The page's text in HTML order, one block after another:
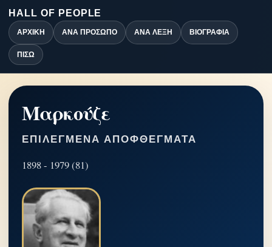
HALL OF PEOPLE
ΑΡΧΙΚΉ ΑΝΆ ΠΡΌΣΩΠΟ ΑΝΆ ΛΈΞΗ ΒΙΟΓΡΑΦΊΑ
ΠΊΣΩ
Μαρκούζε
ΕΠΙΛΕΓΜΈΝΑ ΑΠΟΦΘΈΓΜΑΤΑ
1898 - 1979 (81)